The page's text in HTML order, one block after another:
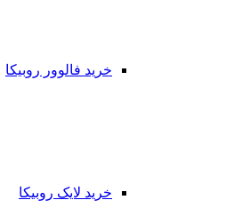
خرید فالوور روبیکا
خرید لایک روبیکا